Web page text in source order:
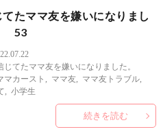
てたママ友を嫌いになりまし
53
じてたママ友を嫌いになりました。
マカースト
ママ友 ママ友トラブル
,小学生
続きを読む